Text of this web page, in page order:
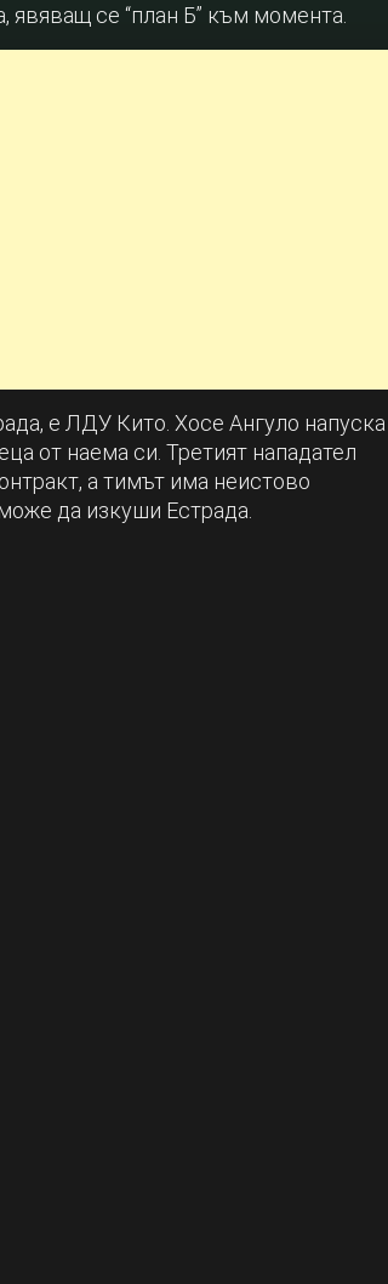
се “план Б” към момента.
е ЛДУ Кито. Хосе Ангуло напуска
от наема си. Третият нападател
а тимът има неистово
да изкуши Естрада.